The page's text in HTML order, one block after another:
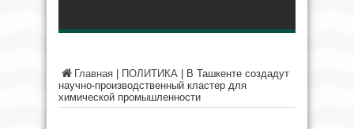
Главная ПОЛИТИКА
В Ташкенте создадут
научно-производственный кластер для
химической промышленности